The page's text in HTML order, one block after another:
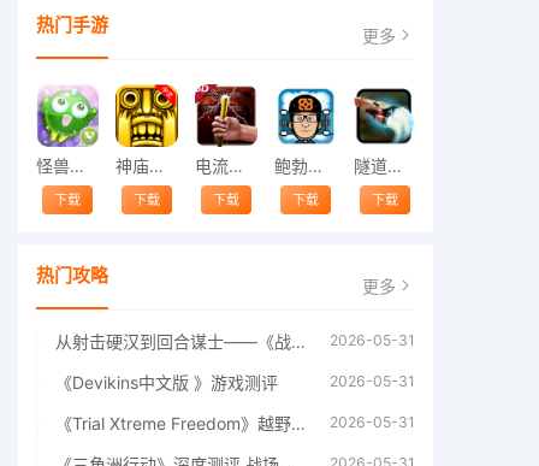
热门手游 更多
怪兽跳跃
下载
神庙逃亡中文版
下载
电流急急棒
下载
鲍勃的梦境
下载
隧道逃脱
下载
热门攻略 更多
从射击硬汉到回合谋士——《战争机器：战略版》如何演绎另一位猛男的传奇 2026-05-31
《Devikins中文版 》游戏测评 2026-05-31
《Trial Xtreme Freedom》越野摩托车测评总结 2026-05-31